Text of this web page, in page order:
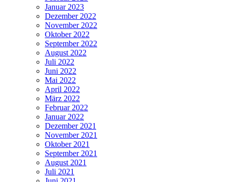
Januar 2023
Dezember 2022
November 2022
Oktober 2022
September 2022
August 2022
Juli 2022
Juni 2022
Mai 2022
April 2022
März 2022
Februar 2022
Januar 2022
Dezember 2021
November 2021
Oktober 2021
September 2021
August 2021
Juli 2021